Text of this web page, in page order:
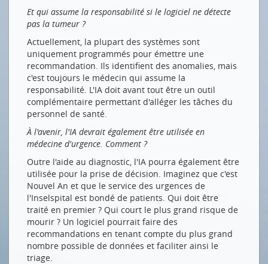
Et qui assume la responsabilité si le logiciel ne détecte
pas la tumeur ?
Actuellement, la plupart des systèmes sont
uniquement programmés pour émettre une
recommandation. Ils identifient des anomalies, mais
c'est toujours le médecin qui assume la
responsabilité. L'IA doit avant tout être un outil
complémentaire permettant d'alléger les tâches du
personnel de santé.
À l'avenir, l'IA devrait également être utilisée en
médecine d'urgence. Comment ?
Outre l'aide au diagnostic, l'IA pourra également être
utilisée pour la prise de décision. Imaginez que c'est
Nouvel An et que le service des urgences de
l'Inselspital est bondé de patients. Qui doit être
traité en premier ? Qui court le plus grand risque de
mourir ? Un logiciel pourrait faire des
recommandations en tenant compte du plus grand
nombre possible de données et faciliter ainsi le
triage.